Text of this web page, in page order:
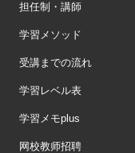
担任制・講師
学習メソッド
受講までの流れ
学習レベル表
学習メモplus
网校教师招聘